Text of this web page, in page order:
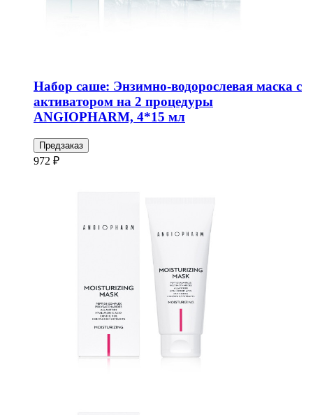
Набор саше: Энзимно-водорослевая маска с
активатором на 2 процедуры
ANGIOPHARM, 4*15 мл
Предзаказ
972 ₽